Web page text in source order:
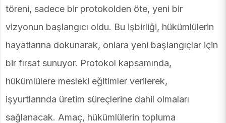
töreni, sadece bir protokolden öte, yeni bir
vizyonun başlangıcı oldu. Bu işbirliği, hükümlülerin
hayatlarına dokunarak, onlara yeni başlangıçlar için
bir fırsat sunuyor. Protokol kapsamında,
hükümlülere mesleki eğitimler verilerek,
işyurtlarında üretim süreçlerine dahil olmaları
sağlanacak. Amaç, hükümlülerin topluma